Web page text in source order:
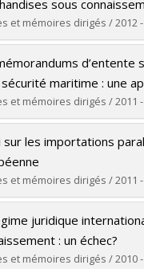
obtenu :LL. D.
le document dans
sous
et mémoires dirigés / 2012
:Gomes, Saulo M.
:Maîtrise
obtenu :LL. M.
le document dans
maritime : une
et mémoires dirigés / 2011 -
:Le Borgne,
:Doctorat
obtenu :LL. D.
le document dans
sur les importations
et mémoires dirigés / 2011 -
:Van Overmeire,
:Maîtrise
obtenu :LL. M.
juridique
: un échec?
et mémoires dirigés / 2010